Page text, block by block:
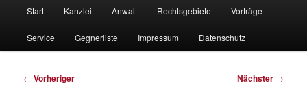
Start Kanzlei Anwalt Rechtsgebiete Vorträge
Service Gegnerliste Impressum Datenschutz
Beitragsnavigation
← Vorheriger Nächster →